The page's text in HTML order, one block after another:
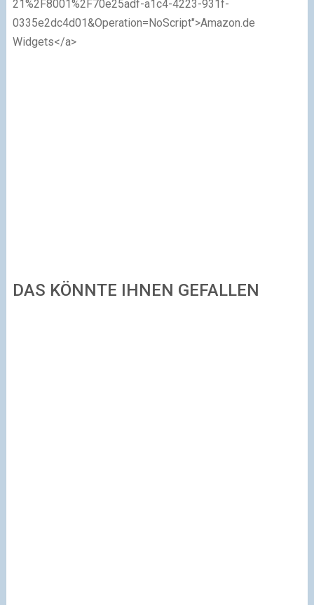
21%2F8001%2F70e25adf-a1c4-4223-931f-
0335e2dc4d01&Operation=NoScript">Amazon.de
Widgets</a>
DAS KÖNNTE IHNEN GEFALLEN